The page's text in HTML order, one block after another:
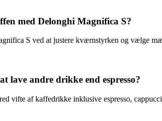
med Delonghi Magnifica S?
S ved at justere kværnstyrken og vælge
lave andre drikke end espresso?
vifte af kaffedrikke inklusive espresso,